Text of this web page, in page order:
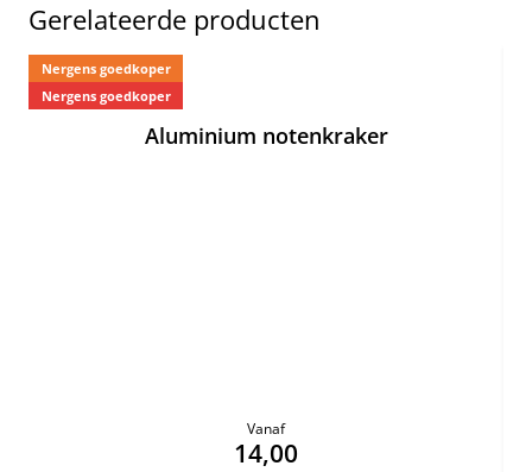
Gerelateerde producten
Nergens goedkoper
Nergens goedkoper
Aluminium notenkraker
Vanaf
14,00